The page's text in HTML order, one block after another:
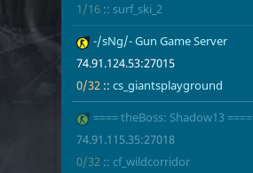
1/16 :: surf_ski_2
23 -/sNg/- Gun Game Server
74.91.124.53:27015
0/32 :: cs_giantsplayground
24 ==== theBoss: Shadow13 ====
74.91.115.35:27018
0/32 :: cf_wildcorridor